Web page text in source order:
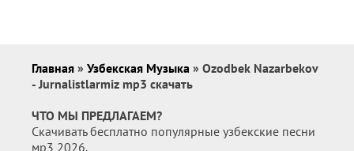
Главная » Узбекская Музыка » Ozodbek Nazarbekov
- Jurnalistlarmiz mp3 скачать
ЧТО МЫ ПРЕДЛАГАЕМ?
Скачивать бесплатно популярные узбекские песни
мр3 2026.